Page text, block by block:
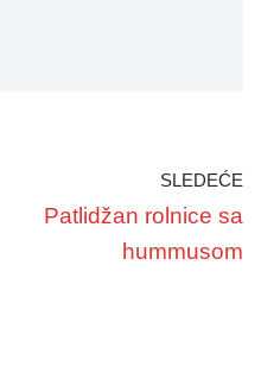
SLEDEĆE
Patlidžan rolnice sa
hummusom